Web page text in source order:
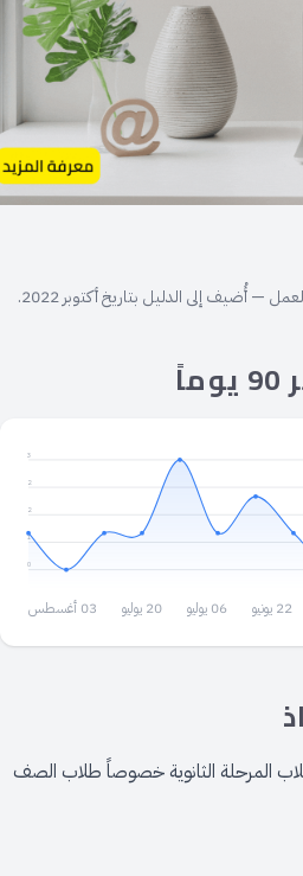
المرحلة الثانوية خصوصاً طلاب الصف
— أُضيف إلى الدليل بتاريخ أكتوبر 2022.
0
1
2
2
3
22 يونيو 06 يوليو 20 يوليو 03 أغسطس